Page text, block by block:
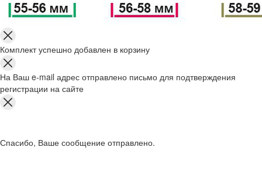
Комплект успешно добавлен в корзину
На Ваш e-mail адрес отправлено письмо для подтверждения
регистрации на сайте
Спасибо, Ваше сообщение отправлено.